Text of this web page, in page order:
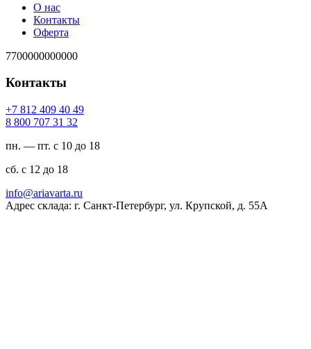
О нас
Контакты
Оферта
7700000000000
Контакты
94 04 904 218 7+
23 13 707 008 8
пн. — пт. с 10 до 18
сб. с 12 до 18
ur.atravaira@ofni
Адрес склада: г. Санкт-Петербург, ул. Крупской, д. 55А